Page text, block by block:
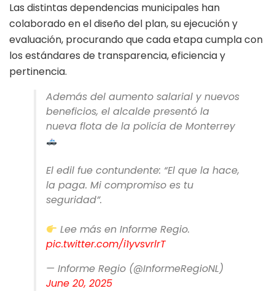
Las distintas dependencias municipales han
colaborado en el diseño del plan, su ejecución y
evaluación, procurando que cada etapa cumpla con
los estándares de transparencia, eficiencia y
pertinencia.
Además del aumento salarial y nuevos
beneficios, el alcalde presentó la
nueva flota de la policía de Monterrey
El edil fue contundente: “El que la hace,
la paga. Mi compromiso es tu
seguridad”.
Lee más en Informe Regio.
pic.twitter.com/i1yvsvrlrT
— Informe Regio (@InformeRegioNL)
June 20, 2025